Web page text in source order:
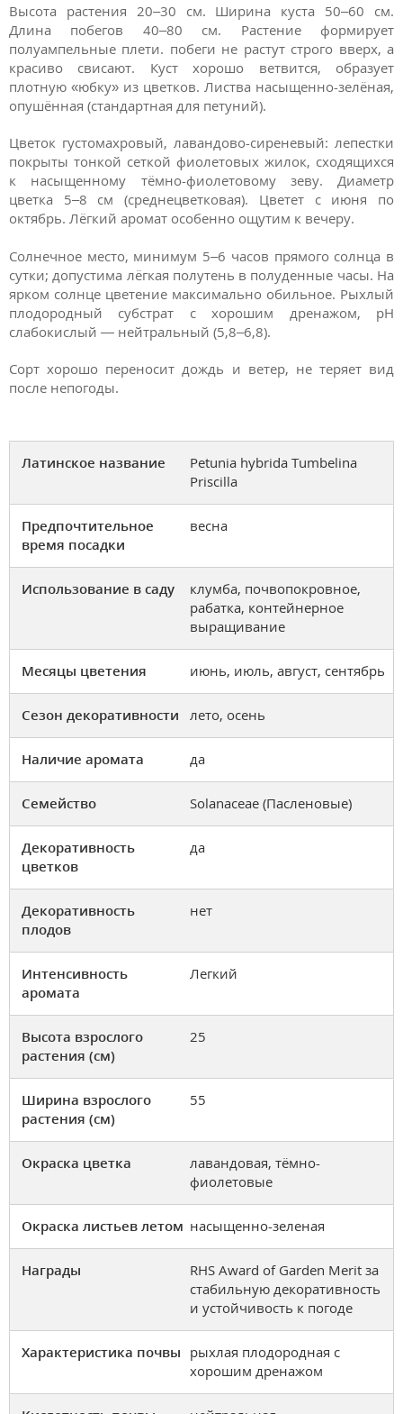
Высота растения 20–30 см. Ширина куста 50–60 см.
Длина побегов 40–80 см. Растение формирует
полуампельные плети. побеги не растут строго вверх, а
красиво свисают. Куст хорошо ветвится, образует
плотную «юбку» из цветков. Листва насыщенно-зелёная,
опушённая (стандартная для петуний).
Цветок густомахровый, лавандово-сиреневый: лепестки
покрыты тонкой сеткой фиолетовых жилок, сходящихся
к насыщенному тёмно-фиолетовому зеву. Диаметр
цветка 5–8 см (среднецветковая). Цветет с июня по
октябрь. Лёгкий аромат особенно ощутим к вечеру.
Солнечное место, минимум 5–6 часов прямого солнца в
сутки; допустима лёгкая полутень в полуденные часы. На
ярком солнце цветение максимально обильное. Рыхлый
плодородный субстрат с хорошим дренажом, pH
слабокислый — нейтральный (5,8–6,8).
Сорт хорошо переносит дождь и ветер, не теряет вид
после непогоды.
Латинское название
Petunia hybrida Tumbelina
Priscilla
Предпочтительное
время посадки
весна
Использование в саду
клумба, почвопокровное,
рабатка, контейнерное
выращивание
Месяцы цветения июнь, июль, август, сентябрь
Сезон декоративности лето, осень
Наличие аромата да
Семейство Solanaceae (Пасленовые)
Декоративность
цветков
да
Декоративность
плодов
нет
Интенсивность
аромата
Легкий
Высота взрослого
растения (см)
25
Ширина взрослого
растения (см)
55
Окраска цветка
лавандовая, тёмно-
фиолетовые
Окраска листьев летом насыщенно-зеленая
Награды
RHS Award of Garden Merit за
стабильную декоративность
и устойчивость к погоде
Характеристика почвы рыхлая плодородная с
хорошим дренажом